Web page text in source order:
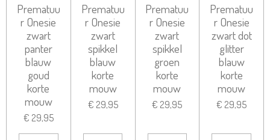
Prematuu
r Onesie
zwart
panter
blauw
goud
korte
mouw
€ 29,95
Prematuu
r Onesie
zwart
spikkel
blauw
korte
mouw
€ 29,95
Prematuu
r Onesie
zwart
spikkel
groen
korte
mouw
€ 29,95
Prematuu
r Onesie
zwart dot
glitter
blauw
korte
mouw
€ 29,95